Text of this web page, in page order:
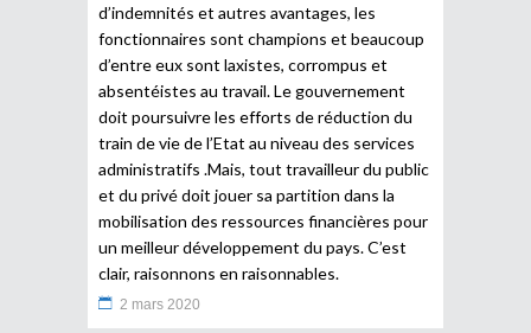
d’indemnités et autres avantages, les
fonctionnaires sont champions et beaucoup
d’entre eux sont laxistes, corrompus et
absentéistes au travail. Le gouvernement
doit poursuivre les efforts de réduction du
train de vie de l’Etat au niveau des services
administratifs .Mais, tout travailleur du public
et du privé doit jouer sa partition dans la
mobilisation des ressources financières pour
un meilleur développement du pays. C’est
clair, raisonnons en raisonnables.
2 mars 2020